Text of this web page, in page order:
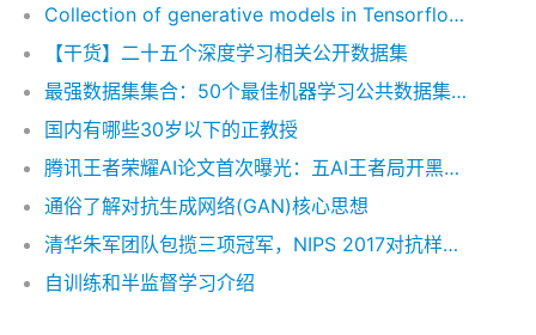
Collection of generative models in Tensorflow：Tensorflow 生成模型集合
【干货】二十五个深度学习相关公开数据集
最强数据集集合：50个最佳机器学习公共数据集丨资源
国内有哪些30岁以下的正教授
腾讯王者荣耀AI论文首次曝光：五AI王者局开黑与人类战队打成平手
通俗了解对抗生成网络(GAN)核心思想
清华朱军团队包揽三项冠军，NIPS 2017对抗样本攻防竞赛总结
自训练和半监督学习介绍